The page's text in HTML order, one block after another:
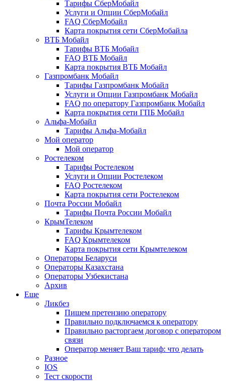
Тарифы СберМобайл
Услуги и Опции СберМобайл
FAQ СберМобайл
Карта покрытия сети СберМобайлa
ВТБ Мобайл
Тарифы ВТБ Мобайл
FAQ ВТБ Мобайл
Карта покрытия ВТБ Мобайл
Газпромбанк Мобайл
Тарифы Газпромбанк Мобайл
Услуги и Опции Газпромбанк Мобайл
FAQ по оператору Газпромбанк Мобайл
Карта покрытия сети ГПБ Мобайл
Альфа-Мобайл
Тарифы Альфа-Мобайл
Мой оператор
Мой оператор
Ростелеком
Тарифы Ростелеком
Услуги и Опции Ростелеком
FAQ Ростелеком
Карта покрытия сети Ростелеком
Почта России Мобайл
Тарифы Почта России Мобайл
КрымТелеком
Тарифы Крымтелеком
FAQ Крымтелеком
Карта покрытия сети Крымтелеком
Операторы Беларуси
Операторы Казахстана
Операторы Узбекистана
Архив
Еще
Ликбез
Пишем претензию оператору
Правильно подключаемся к оператору
Правильно расторгаем договор с оператором
связи
Оператор меняет Ваш тариф: что делать
Разное
IOS
Тест скорости